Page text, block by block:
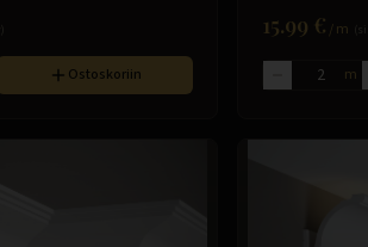
Ostoskoriin
15.99 € /m
m